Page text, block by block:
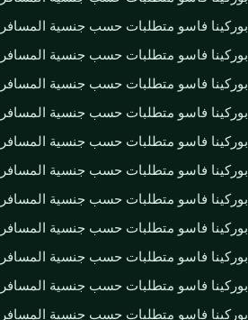
بوركينا فاسو متطلبات حسب جنسية المسافر
بوركينا فاسو متطلبات حسب جنسية المسافر
بوركينا فاسو متطلبات حسب جنسية المسافر
بوركينا فاسو متطلبات حسب جنسية المسافر
بوركينا فاسو متطلبات حسب جنسية المسافر
بوركينا فاسو متطلبات حسب جنسية المسافر
بوركينا فاسو متطلبات حسب جنسية المسافر
بوركينا فاسو متطلبات حسب جنسية المسافر
بوركينا فاسو متطلبات حسب جنسية المسافر
بوركينا فاسو متطلبات حسب جنسية المسافر
بوركينا فاسو متطلبات حسب جنسية المسافر